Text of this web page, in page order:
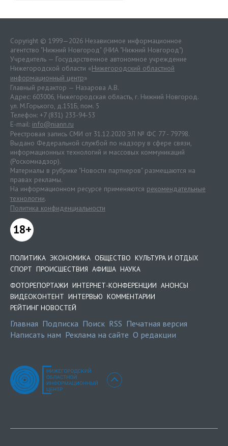
Copyright © 1999—2026 Независимое информационное
агентство "Нижний Новгород" (НИА "Нижний Новгород")
Учредитель — Государственное автономное учреждение
Нижегородской области «Нижегородский областной
информационный центр»
Главный редактор — Назарова А.В.
Адрес: 603006, Нижегородская область, г. Нижний Новгород.
ул. М.Горького, д.151Б, пом. 5
Телефон: +7 (831) 233-94-53
E-mail: info@niann.ru
Реестровая запись СМИ от 31.12.2020 ЭЛ № ФС 77 - 79798.
Выдано Федеральной службой по надзору в сфере связи,
информационных технологий и массовых коммуникаций
(Роскомнадзор).
Материалы в рубрике "Новости партнеров" размещаются на
правах рекламы.
На информационном ресурсе применяются рекомендательные
технологии.
Политика конфиденциальности
18+
ПОЛИТИКА ЭКОНОМИКА ОБЩЕСТВО КУЛЬТУРА И ОТДЫХ
СПОРТ ПРОИСШЕСТВИЯ АФИША НАУКА
ФОТОРЕПОРТАЖИ ИНТЕРНЕТ-КОНФЕРЕНЦИИ АНОНСЫ
ВИДЕОКОНТЕНТ ИНТЕРВЬЮ КОММЕНТАРИИ
РЕЙТИНГ НОВОСТЕЙ
Главная Подписка Поиск RSS Печатная версия
Написать нам Реклама на сайте О редакции